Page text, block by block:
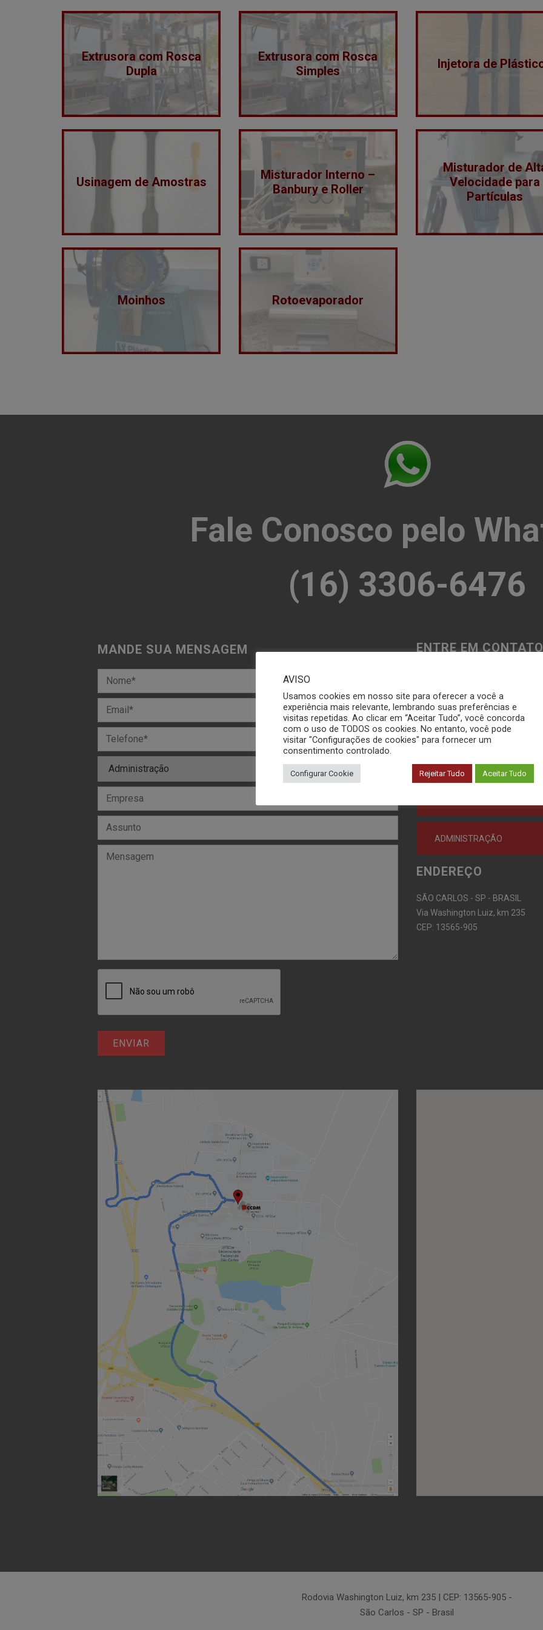
Extrusora com Rosca
Dupla
Extrusora com Rosca
Simples
Injetora de
Usinagem de Amostras
Misturador Interno –
Banbury e Roller
Misturador de
Velocidade para
Partículas
Moinhos Rotoevaporador
Fale Conosco pelo
(16) 3306-6476
MANDE SUA MENSAGEM ENTRE EM
CERÂMICA
ADMINISTRAÇÃO
ENDEREÇO
SÃO CARLOS - SP - BRASIL
Via Washington Luiz, km 235
CEP: 13565-905
Rodovia Washington Luiz, km 235 | CEP: 13565-905 -
São Carlos - SP - Brasil
AVISO
Usamos cookies em nosso site para oferecer a você a
experiência mais relevante, lembrando suas preferências e
visitas repetidas. Ao clicar em “Aceitar Tudo”, você concorda
com o uso de TODOS os cookies. No entanto, você pode
visitar "Configurações de cookies" para fornecer um
consentimento controlado.
Configurar Cookie Rejeitar Tudo Aceitar Tudo